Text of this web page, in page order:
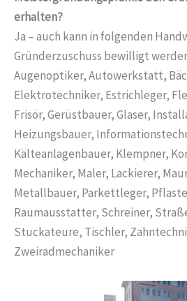
erhalten?
Ja – auch kann in folgenden
Gründerzuschuss bewilligt
Augenoptiker, Autowerkstatt,
Elektrotechniker, Estrichleger,
Frisör, Gerüstbauer, Glaser,
Heizungsbauer,
Kälteanlagenbauer, Klempner,
Mechaniker, Maler, Lackierer,
Metallbauer, Parkettleger,
Raumausstatter, Schreiner,
Stuckateure, Tischler,
Zweiradmechaniker